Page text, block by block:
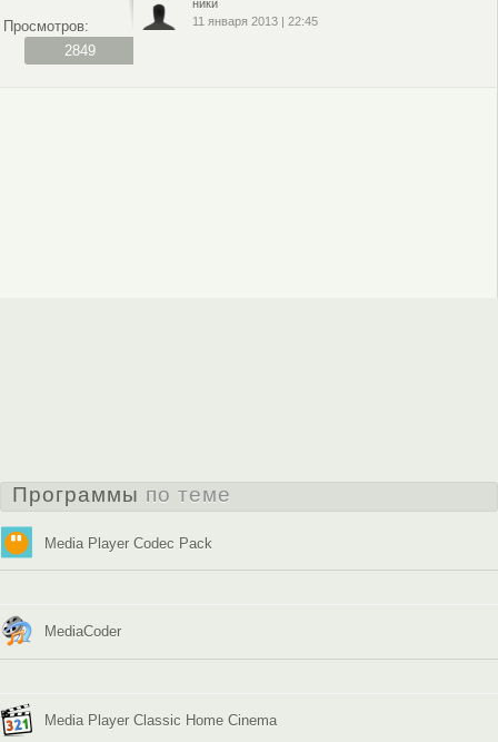
Просмотров:
2849
ники
11 января 2013 |22:45
Программы по теме
Media Player Codec Pack
MediaCoder
Media Player Classic Home Cinema